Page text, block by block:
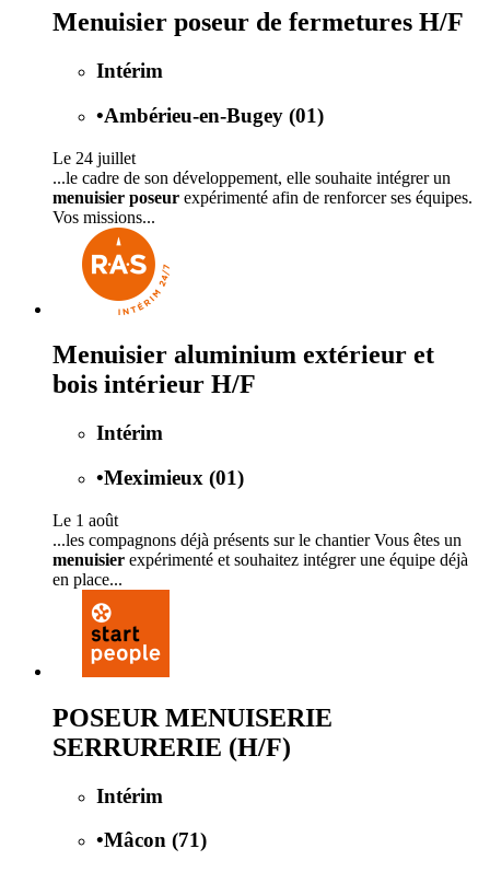
Menuisier poseur de fermetures H/F
Intérim
•Ambérieu-en-Bugey (01)
Le 24 juillet
...le cadre de son développement, elle souhaite intégrer un
menuisier poseur expérimenté afin de renforcer ses équipes.
Vos missions...
Menuisier aluminium extérieur et
bois intérieur H/F
Intérim
•Meximieux (01)
Le 1 août
...les compagnons déjà présents sur le chantier Vous êtes un
menuisier expérimenté et souhaitez intégrer une équipe déjà
en place...
POSEUR MENUISERIE
SERRURERIE (H/F)
Intérim
•Mâcon (71)